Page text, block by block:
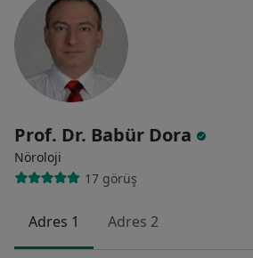
Prof. Dr. Babür Dora
Nöroloji
17 görüş
Adres 1 Adres 2